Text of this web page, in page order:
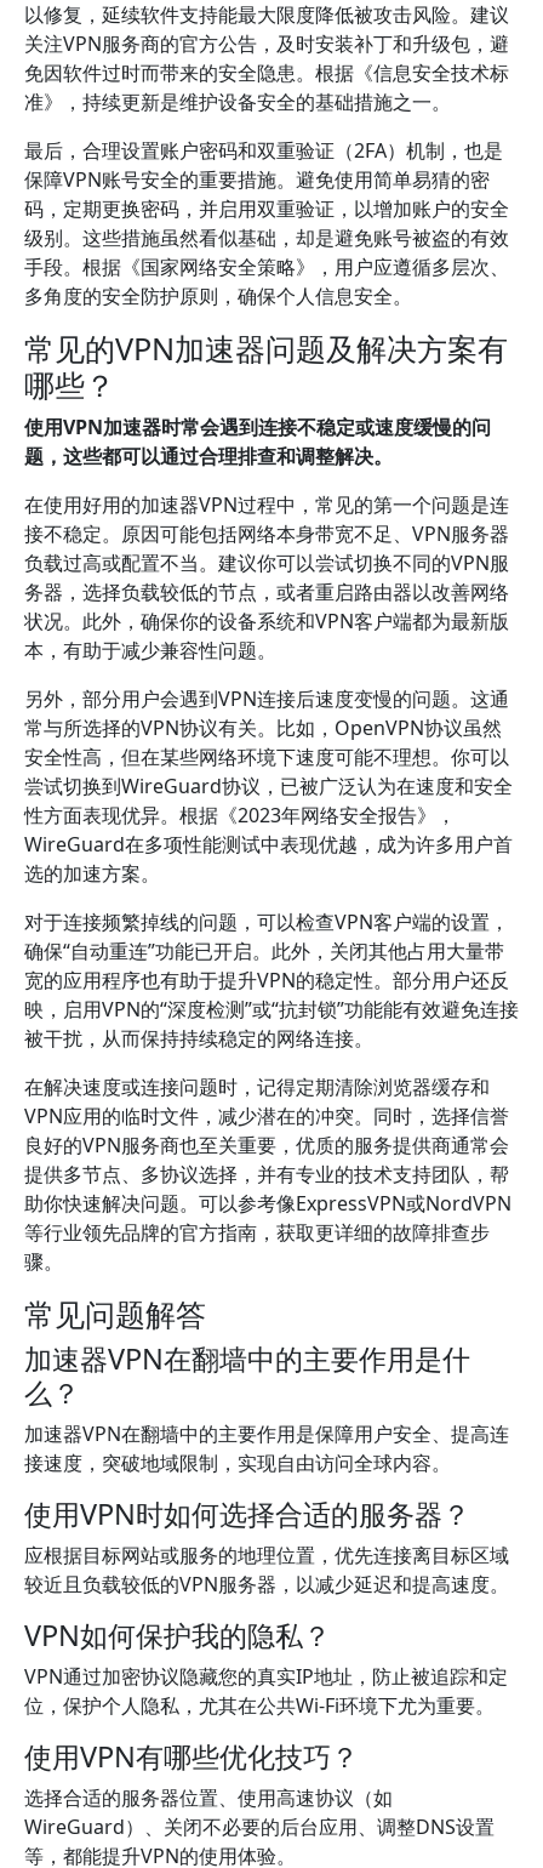
以修复，延续软件支持能最大限度降低被攻击风险。建议
关注VPN服务商的官方公告，及时安装补丁和升级包，避
免因软件过时而带来的安全隐患。根据《信息安全技术标
准》，持续更新是维护设备安全的基础措施之一。
最后，合理设置账户密码和双重验证（2FA）机制，也是
保障VPN账号安全的重要措施。避免使用简单易猜的密
码，定期更换密码，并启用双重验证，以增加账户的安全
级别。这些措施虽然看似基础，却是避免账号被盗的有效
手段。根据《国家网络安全策略》，用户应遵循多层次、
多角度的安全防护原则，确保个人信息安全。
常见的VPN加速器问题及解决方案有
哪些？
使用VPN加速器时常会遇到连接不稳定或速度缓慢的问
题，这些都可以通过合理排查和调整解决。
在使用好用的加速器VPN过程中，常见的第一个问题是连
接不稳定。原因可能包括网络本身带宽不足、VPN服务器
负载过高或配置不当。建议你可以尝试切换不同的VPN服
务器，选择负载较低的节点，或者重启路由器以改善网络
状况。此外，确保你的设备系统和VPN客户端都为最新版
本，有助于减少兼容性问题。
另外，部分用户会遇到VPN连接后速度变慢的问题。这通
常与所选择的VPN协议有关。比如，OpenVPN协议虽然
安全性高，但在某些网络环境下速度可能不理想。你可以
尝试切换到WireGuard协议，已被广泛认为在速度和安全
性方面表现优异。根据《2023年网络安全报告》，
WireGuard在多项性能测试中表现优越，成为许多用户首
选的加速方案。
对于连接频繁掉线的问题，可以检查VPN客户端的设置，
确保“自动重连”功能已开启。此外，关闭其他占用大量带
宽的应用程序也有助于提升VPN的稳定性。部分用户还反
映，启用VPN的“深度检测”或“抗封锁”功能能有效避免连接
被干扰，从而保持持续稳定的网络连接。
在解决速度或连接问题时，记得定期清除浏览器缓存和
VPN应用的临时文件，减少潜在的冲突。同时，选择信誉
良好的VPN服务商也至关重要，优质的服务提供商通常会
提供多节点、多协议选择，并有专业的技术支持团队，帮
助你快速解决问题。可以参考像ExpressVPN或NordVPN
等行业领先品牌的官方指南，获取更详细的故障排查步
骤。
常见问题解答
加速器VPN在翻墙中的主要作用是什
么？
加速器VPN在翻墙中的主要作用是保障用户安全、提高连
接速度，突破地域限制，实现自由访问全球内容。
使用VPN时如何选择合适的服务器？
应根据目标网站或服务的地理位置，优先连接离目标区域
较近且负载较低的VPN服务器，以减少延迟和提高速度。
VPN如何保护我的隐私？
VPN通过加密协议隐藏您的真实IP地址，防止被追踪和定
位，保护个人隐私，尤其在公共Wi-Fi环境下尤为重要。
使用VPN有哪些优化技巧？
选择合适的服务器位置、使用高速协议（如
WireGuard）、关闭不必要的后台应用、调整DNS设置
等，都能提升VPN的使用体验。